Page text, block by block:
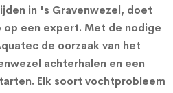
in 's Gravenwezel, doet
een expert. Met de nodige
de oorzaak van het
achterhalen en een
Elk soort vochtprobleem